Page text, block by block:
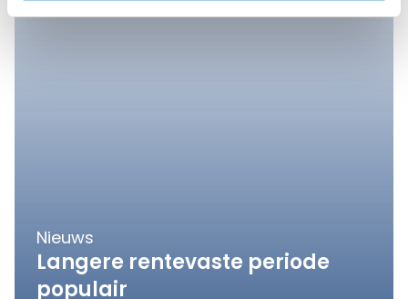
Nieuws
Langere rentevaste periode
populair